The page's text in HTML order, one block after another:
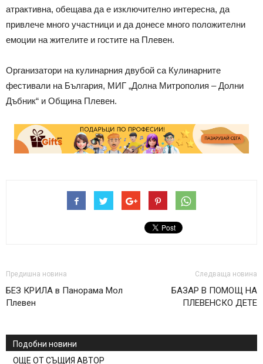
атрактивна, обещава да е изключително интересна, да
привлече много участници и да донесе много положителни
емоции на жителите и гостите на Плевен.
Организатори на кулинарния двубой са Кулинарните
фестивали на България, МИГ „Долна Митрополия – Долни
Дъбник“ и Община Плевен.
Предишна новина
БЕЗ КРИЛА в Панорама Мол
Плевен
Следваща новина
БАЗАР В ПОМОЩ НА
ПЛЕВЕНСКО ДЕТЕ
Подобни новини
ОЩЕ ОТ СЪЩИЯ АВТОР